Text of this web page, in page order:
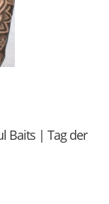
Baits | Tag der